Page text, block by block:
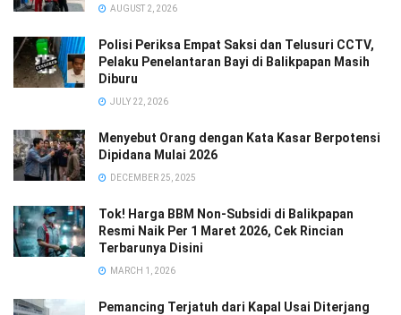
AUGUST 2, 2026
Polisi Periksa Empat Saksi dan Telusuri CCTV,
Pelaku Penelantaran Bayi di Balikpapan Masih
Diburu
JULY 22, 2026
Menyebut Orang dengan Kata Kasar Berpotensi
Dipidana Mulai 2026
DECEMBER 25, 2025
Tok! Harga BBM Non-Subsidi di Balikpapan
Resmi Naik Per 1 Maret 2026, Cek Rincian
Terbarunya Disini
MARCH 1, 2026
Pemancing Terjatuh dari Kapal Usai Diterjang